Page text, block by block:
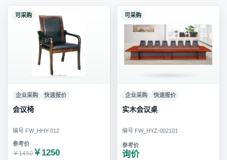
可采购
企业采购 快速报价
会议椅
编号 FW_HHY-012
￥1450 ￥1250
可采购
企业采购 快速报价
实木会议桌
编号 FW_HYZ-002101
询价